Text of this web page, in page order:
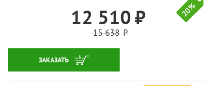
20%
12 510
15 638
ЗАКАЗАТЬ